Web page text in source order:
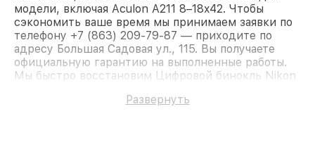
модели, включая Aculon A211 8–18x42. Чтобы
сэкономить ваше время мы принимаем заявки по
телефону +7 (863) 209-79-87 — приходите по
адресу Большая Садовая ул., 115. Вы получаете
официальную гарантию на выполненные работы.
Мы быстро восстановим Цифровой бинокль Nikon
Развернуть